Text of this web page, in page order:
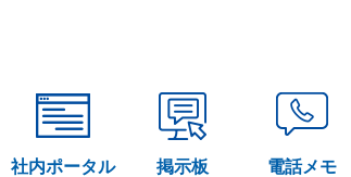
社内ポータル 掲示板 電話メモ